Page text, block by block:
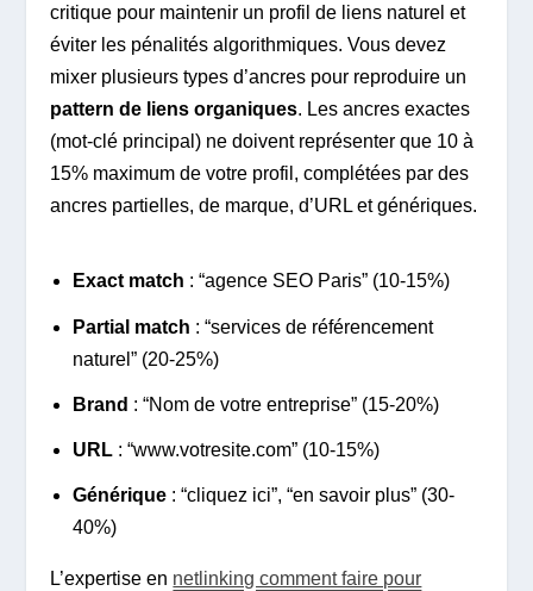
critique pour maintenir un profil de liens naturel et
éviter les pénalités algorithmiques. Vous devez
mixer plusieurs types d’ancres pour reproduire un
pattern de liens organiques. Les ancres exactes
(mot-clé principal) ne doivent représenter que 10 à
15% maximum de votre profil, complétées par des
ancres partielles, de marque, d’URL et génériques.
Exact match : “agence SEO Paris” (10-15%)
Partial match : “services de référencement
naturel” (20-25%)
Brand : “Nom de votre entreprise” (15-20%)
URL: “www.votresite.com” (10-15%)
Générique: “cliquez ici”, “en savoir plus” (30-
40%)
L’expertise en netlinking comment faire pour